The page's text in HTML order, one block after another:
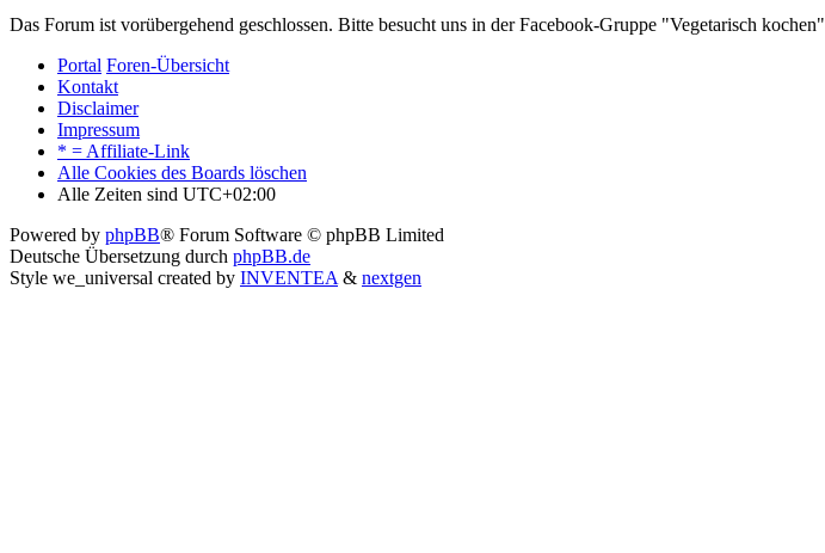
Das Forum ist vorübergehend geschlossen. Bitte besucht uns in der Facebook-Gruppe "Vegetarisch kochen"
Portal Foren-Übersicht
Kontakt
Disclaimer
Impressum
* = Affiliate-Link
Alle Cookies des Boards löschen
Alle Zeiten sind UTC+02:00
Powered by phpBB® Forum Software © phpBB Limited
Deutsche Übersetzung durch phpBB.de
Style we_universal created by INVENTEA & nextgen